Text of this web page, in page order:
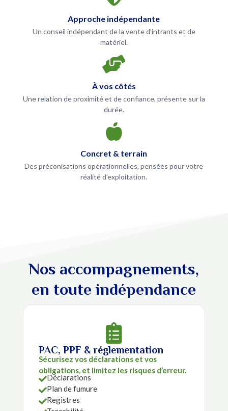
Approche indépendante
Un conseil indépendant de la vente d’intrants et de
matériel.

À vos côtés
Une relation de proximité et de confiance, présente sur la
durée.

Concret & terrain
Des préconisations opérationnelles, pensées pour votre
réalité d’exploitation.
Nos accompagnements,
en toute indépendance

PAC, PPF & réglementation
Sécurisez vos déclarations et vos
obligations, et limitez les risques d’erreur.
Déclarations
Plan de fumure
Registres